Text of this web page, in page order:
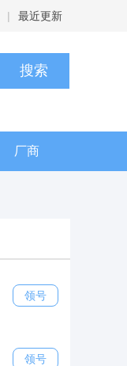
| 最近更新
厂商
领号
领号